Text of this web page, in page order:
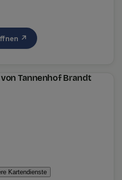
↗
Tannenhof Brandt
Kartendienste